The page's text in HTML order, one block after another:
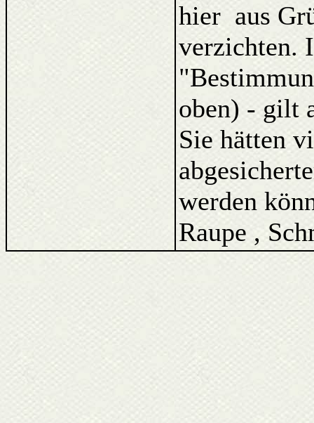
hier aus
verzichten.
oben) - gilt
Sie hätten
werden
Raupe ,